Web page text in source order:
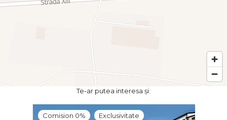
Te-ar putea interesa și:
Comision 0% Exclusivitate